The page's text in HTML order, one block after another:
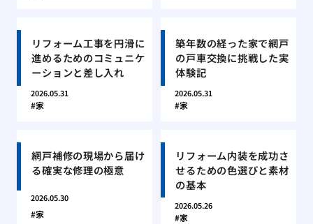
リフォーム工事を円滑に
進めるためのコミュニケ
ーションと差し入れ
2026.05.31
家
築年数の経った家で網戸
の戸車交換に挑戦した実
体験記
2026.05.31
家
網戸補修の現場から届け
る確実な修理の極意
2026.05.30
家
リフォーム内装を成功さ
せるための色選びと素材
の基本
2026.05.26
家